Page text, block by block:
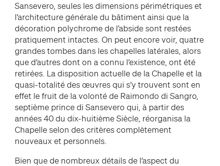
Sansevero, seules les dimensions périmétriques et
l’architecture générale du bâtiment ainsi que la
décoration polychrome de l’abside sont restées
pratiquement intactes. On peut encore voir, quatre
grandes tombes dans les chapelles latérales, alors
que d’autres dont on a connu l’existence, ont été
retirées. La disposition actuelle de la Chapelle et la
quasi-totalité des œuvres qui s’y trouvent sont en
effet le fruit de la volonté de Raimondo di Sangro,
septième prince di Sansevero qui, à partir des
années 40 du dix-huitième Siècle, réorganisa la
Chapelle selon des critères complètement
nouveaux et personnels.
Bien que de nombreux détails de l’aspect du